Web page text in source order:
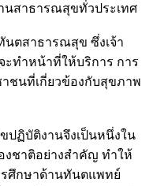
นสาธารณสุขทั่วประเทศ
ตสาธารณสุข ซึ่งเจ้า
ทำหน้าที่ให้บริการ การ
ชนที่เกี่ยวข้องกับสุขภาพ
ปฏิบัติงานจึงเป็นหนึ่งใน
ชาติอย่างสำคัญ ทำให้
รศึกษาด้านทันตแพทย์